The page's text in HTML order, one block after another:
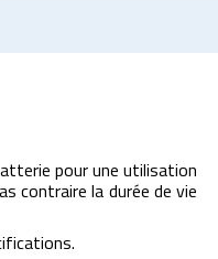
pour une utilisation
contraire la durée de vie